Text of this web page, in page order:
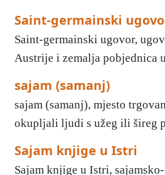
Saint-germainski
Saint-germainski ugovor,
Austrije i zemalja pobjednica
sajam (samanj)
sajam (samanj), mjesto
okupljali ljudi s užeg ili šireg
Sajam knjige u Istri
Sajam knjige u Istri,